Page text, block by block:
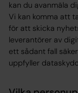
kan du avanmäla
Vi kan komma att
för att skicka
leverantörer av
ett sådant fall
uppfyller